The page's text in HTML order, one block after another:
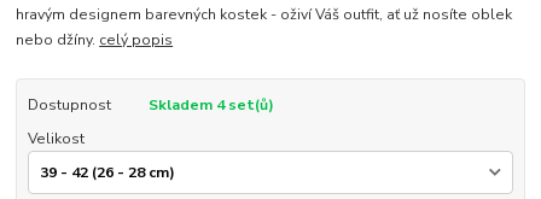
hravým designem barevných kostek - oživí Váš outfit, ať už nosíte oblek
nebo džíny. celý popis
Dostupnost
Skladem 4 set(ů)
Velikost